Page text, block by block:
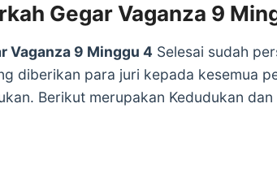
Gegar Vaganza 9
Vaganza 9 Minggu 4 Selesai sudah
diberikan para juri kepada kesemua
Berikut merupakan Kedudukan